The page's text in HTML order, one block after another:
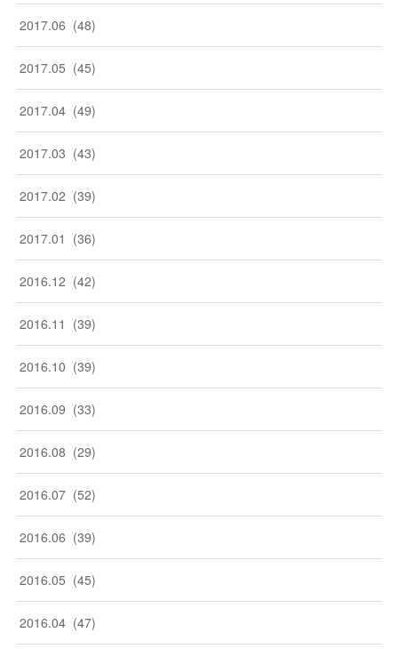
2017.06 (48)
2017.05 (45)
2017.04 (49)
2017.03 (43)
2017.02 (39)
2017.01 (36)
2016.12 (42)
2016.11 (39)
2016.10 (39)
2016.09 (33)
2016.08 (29)
2016.07 (52)
2016.06 (39)
2016.05 (45)
2016.04 (47)